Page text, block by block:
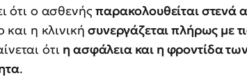
ότι ο ασθενήςπαρακολουθείται στενά
και η κλινικήσυνεργάζεται πλήρως με
ότι η ασφάλεια και η φροντίδα
.